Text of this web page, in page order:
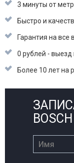
3 минуты от
Быстро и
Гарантия на все
0 рублей - выезд
Более 10 лет на
BOSCH